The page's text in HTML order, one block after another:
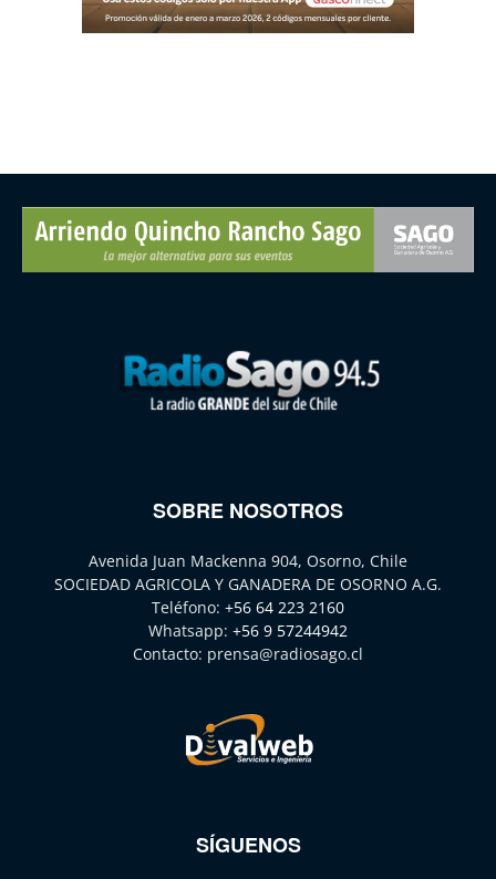
SOBRE NOSOTROS
Avenida Juan Mackenna 904, Osorno, Chile
SOCIEDAD AGRICOLA Y GANADERA DE OSORNO A.G.
Teléfono: +56 64 223 2160
Whatsapp: +56 9 57244942
Contacto: prensa@radiosago.cl
SÍGUENOS